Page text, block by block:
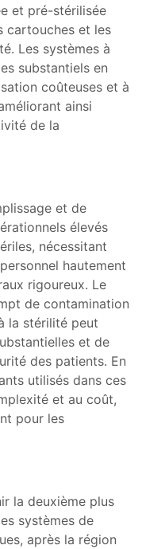
et pré-stérilisée
cartouches et les
Les systèmes à
substantiels en
coûteuses et à
ainsi
de la
et de
élevés
nécessitant
hautement
rigoureux. Le
de contamination
la stérilité peut
et de
des patients. En
utilisés dans ces
et au coût,
pour les
la deuxième plus
systèmes de
après la région